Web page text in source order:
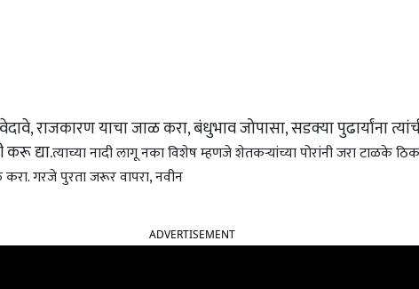
राजकारण याचा जाळ करा, बंधुभाव जोपासा, सडक्या पुढार्यांना
द्या.त्याच्या नादी लागू नका विशेष म्हणजे शेतकऱ्यांच्या पोरांनी जरा टाळके
करा. गरजे पुरता जरूर वापरा, नवीन